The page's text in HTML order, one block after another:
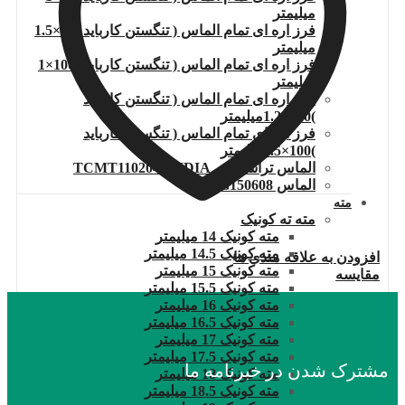
میلیمتر
فرز اره ای تمام الماس ( تنگستن کارباید )80×1.5
میلیمتر
فرز اره ای تمام الماس ( تنگستن کارباید )100×1
میلیمتر
فرز اره ای تمام الماس ( تنگستن کارباید
)100×1.2میلیمتر
فرز اره ای تمام الماس ( تنگستن کارباید
)100×1.5میلیمتر
الماس تراشکاری TCMT110204.WIDIA
الماس DNMG150608
مته
مته ته کونیک
مته کونیک 14 میلیمتر
مته کونیک 14.5 میلیمتر
مته کونیک 15 میلیمتر
مته کونیک 15.5 میلیمتر
مته کونیک 16 میلیمتر
مته کونیک 16.5 میلیمتر
مته کونیک 17 میلیمتر
مته کونیک 17.5 میلیمتر
مته کونیک 18 میلیمتر
مته کونیک 18.5 میلیمتر
افزودن به علاقه مندی ها
مقایسه
مشترک شدن در خبرنامه ما